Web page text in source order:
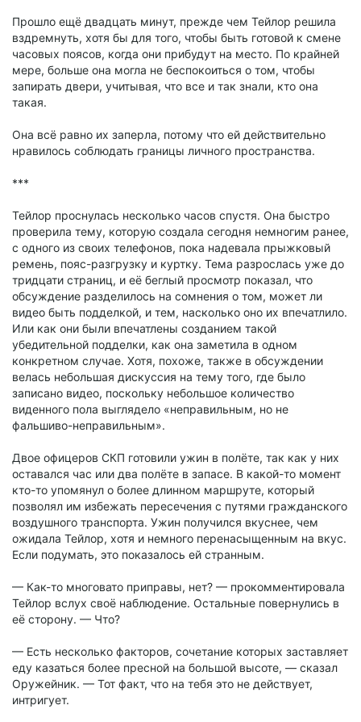
Прошло ещё двадцать минут, прежде чем Тейлор решила
вздремнуть, хотя бы для того, чтобы быть готовой к смене
часовых поясов, когда они прибудут на место. По крайней
мере, больше она могла не беспокоиться о том, чтобы
запирать двери, учитывая, что все и так знали, кто она
такая.
Она всё равно их заперла, потому что ей действительно
нравилось соблюдать границы личного пространства.
***
Тейлор проснулась несколько часов спустя. Она быстро
проверила тему, которую создала сегодня немногим ранее,
с одного из своих телефонов, пока надевала прыжковый
ремень, пояс-разгрузку и куртку. Тема разрослась уже до
тридцати страниц, и её беглый просмотр показал, что
обсуждение разделилось на сомнения о том, может ли
видео быть подделкой, и тем, насколько оно их впечатлило.
Или как они были впечатлены созданием такой
убедительной подделки, как она заметила в одном
конкретном случае. Хотя, похоже, также в обсуждении
велась небольшая дискуссия на тему того, где было
записано видео, поскольку небольшое количество
виденного пола выглядело «неправильным, но не
фальшиво-неправильным».
Двое офицеров СКП готовили ужин в полёте, так как у них
оставался час или два полёте в запасе. В какой-то момент
кто-то упомянул о более длинном маршруте, который
позволял им избежать пересечения с путями гражданского
воздушного транспорта. Ужин получился вкуснее, чем
ожидала Тейлор, хотя и немного перенасыщенным на вкус.
Если подумать, это показалось ей странным.
— Как-то многовато приправы, нет? — прокомментировала
Тейлор вслух своё наблюдение. Остальные повернулись в
её сторону. — Что?
— Есть несколько факторов, сочетание которых заставляет
еду казаться более пресной на большой высоте, — сказал
Оружейник. — Тот факт, что на тебя это не действует,
интригует.